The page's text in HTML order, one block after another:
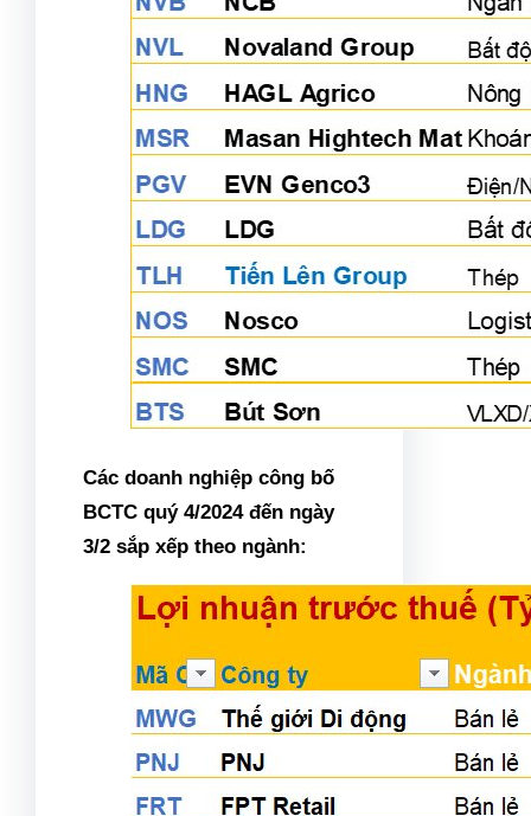
Các doanh nghiệp công bố
BCTC quý 4/2024 đến ngày
3/2 sắp xếp theo ngành: